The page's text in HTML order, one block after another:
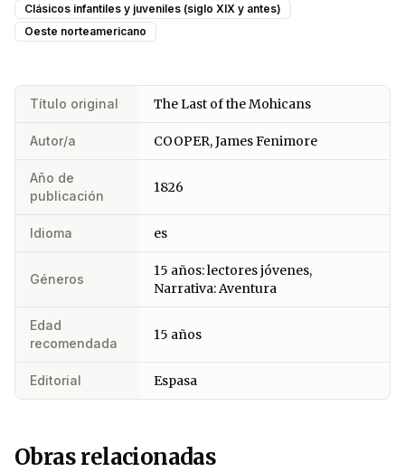
Clásicos infantiles y juveniles (siglo XIX y antes)
Oeste norteamericano
Título original The Last of the Mohicans
Autor/a COOPER, James Fenimore
Año de
publicación
1826
Idioma es
Géneros
15 años: lectores jóvenes,
Narrativa: Aventura
Edad
recomendada
15 años
Editorial Espasa
Obras relacionadas